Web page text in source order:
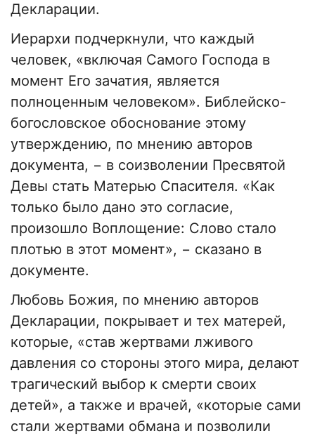
Декларации.
Иерархи подчеркнули, что каждый
человек, «включая Самого Господа в
момент Его зачатия, является
полноценным человеком». Библейско-
богословское обоснование этому
утверждению, по мнению авторов
документа, − в соизволении Пресвятой
Девы стать Матерью Спасителя. «Как
только было дано это согласие,
произошло Воплощение: Слово стало
плотью в этот момент», − сказано в
документе.
Любовь Божия, по мнению авторов
Декларации, покрывает и тех матерей,
которые, «став жертвами лживого
давления со стороны этого мира, делают
трагический выбор к смерти своих
детей», а также и врачей, «которые сами
стали жертвами обмана и позволили